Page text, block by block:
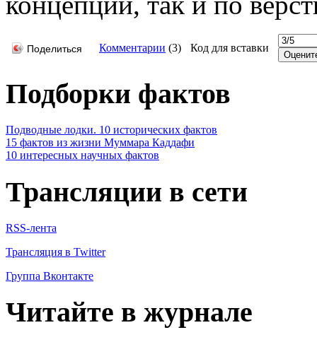
Поделиться Комментарии (3) Код для вставки
Подборки фактов
Подводные лодки. 10 исторических фактов
15 фактов из жизни Муммара Каддафи
10 интересных научных фактов
Трансляции в сети
RSS-лента
Трансляция в Twitter
Группа Вконтакте
Читайте в журнале